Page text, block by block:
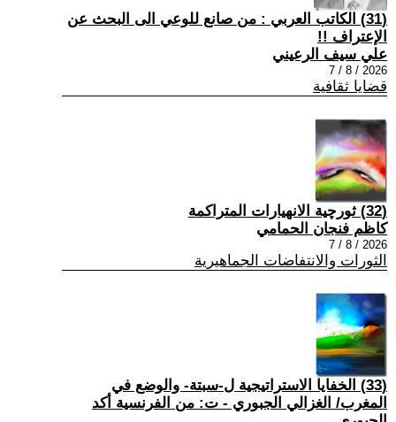
(31) الكاتب العربي : من صانع للوعي الى البحث عن
الإعتراف !!
علي سيف الرعيني
2026 / 8 / 7
قضايا ثقافية
(32) ثورچية الانهيارات المتراكمة
كاظم فنجان الحمامي
2026 / 8 / 7
الثورات والانتفاضات الجماهيرية
(33) الخفايا الاستراتيجية ل-سبتة- والوضع في
المغرب/ الغزالي الجبوري - ت: من الفرنسية أكد